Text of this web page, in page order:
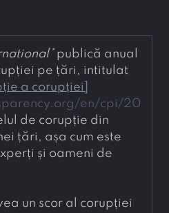
* publică anual
a corupției
en/cpi/20
de corupție din
țări, așa cum este
și oameni de
un scor al corupției